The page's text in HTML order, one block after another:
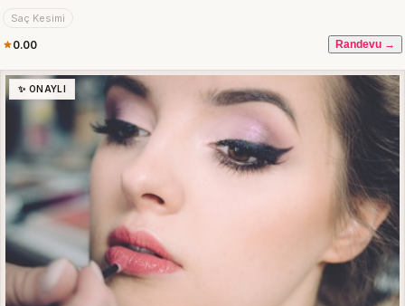
Saç Kesimi
0.00 Randevu →
✨ ONAYLI